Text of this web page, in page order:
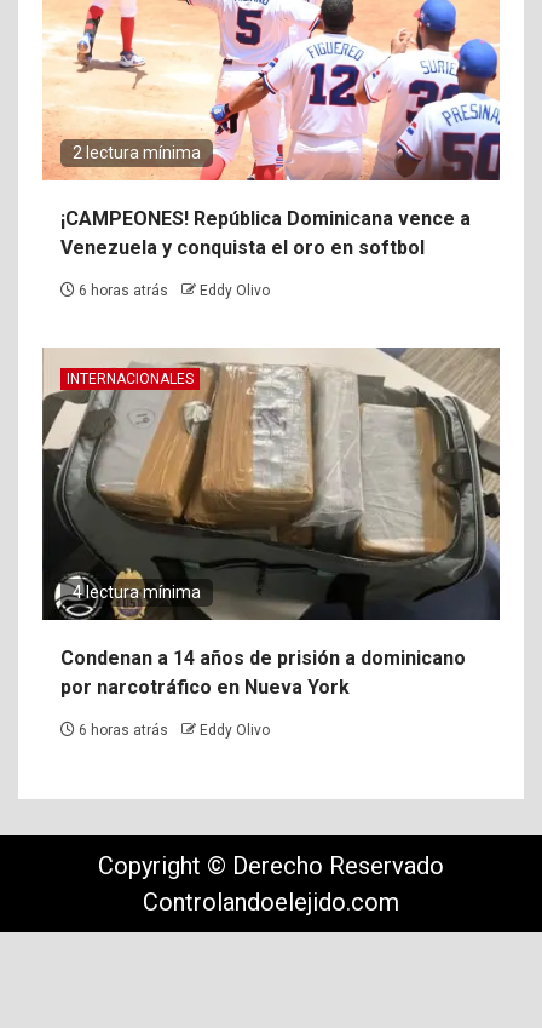
2 lectura mínima
¡CAMPEONES! República Dominicana vence a
Venezuela y conquista el oro en softbol
6 horas atrás Eddy Olivo
INTERNACIONALES
4 lectura mínima
Condenan a 14 años de prisión a dominicano
por narcotráfico en Nueva York
6 horas atrás Eddy Olivo
Copyright © Derecho Reservado
Controlandoelejido.com